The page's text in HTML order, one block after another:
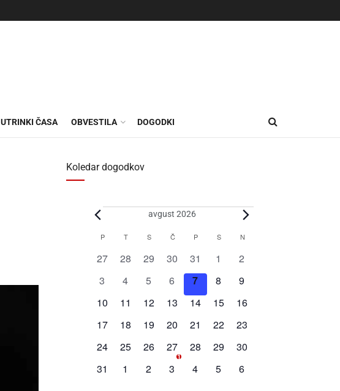
UTRINKI ČASA OBVESTILA DOGODKI
Koledar dogodkov
avgust 2026
Koledar
Dogodki
P T S Č P S N
0
27
0
28
0
29
0
dogodki
30
0
dogodki
31
0
1
0
2
0
3
0
4
0
5
0
dogodki
6
0
dogodki
7
0
8
0
9
0
10
0
11
0
12
0
13
0
14
0
15
0
16
0
17
0
18
0
19
0
20
0
21
0
22
0
23
0
24
0
25
0
dogodki
26
1
dogodek
27
1
0
28
0
29
0
30
0
31
0
1
0
2
0
3
0
4
0
5
0
6